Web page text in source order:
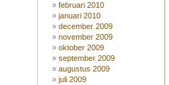
februari 2010
januari 2010
december 2009
november 2009
oktober 2009
september 2009
augustus 2009
juli 2009